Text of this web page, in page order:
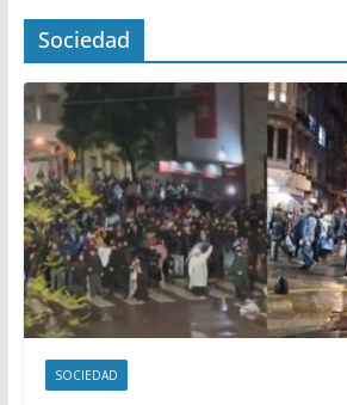
Sociedad
SOCIEDAD